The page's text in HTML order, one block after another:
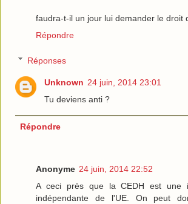
faudra-t-il un jour lui demander le droit
Répondre
Réponses
Unknown 24 juin, 2014 23:01
Tu deviens anti ?
Répondre
Anonyme 24 juin, 2014 22:52
A ceci près que la CEDH est une
indépendante de l'UE. On peut